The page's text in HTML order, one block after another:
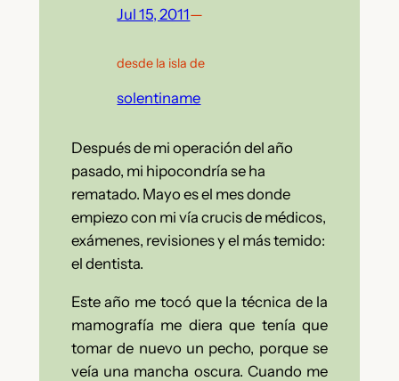
Jul 15, 2011—
desde la isla de
solentiname
Después de mi operación del año
pasado, mi hipocondría se ha
rematado. Mayo es el mes donde
empiezo con mi vía crucis de médicos,
exámenes, revisiones y el más temido:
el dentista.
Este año me tocó que la técnica de la
mamografía me diera que tenía que
tomar de nuevo un pecho, porque se
veía una mancha oscura. Cuando me